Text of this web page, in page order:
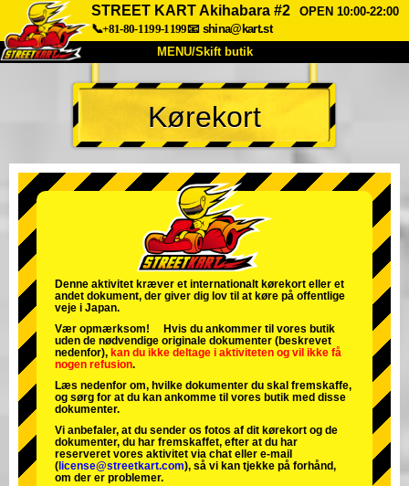
STREET KART Akihabara #2
OPEN 10:00-22:00
📞+81-80-1199-1199📧 shina@kart.st
MENU/Skift butik
TOP
Om Specifikationer Pris
Virksomhed Booking
Skift butik
Tokyo Shinagawa
Tokyo Akihabara#2
Tokyo Shibuya Annex Tokyo Bay
Tokyo Asakusa Osaka
Okinawa
Kørekort
Denne aktivitet kræver et internationalt kørekort eller et
andet dokument, der giver dig lov til at køre på offentlige
veje i Japan.
Vær opmærksom! Hvis du ankommer til vores butik
uden de nødvendige originale dokumenter (beskrevet
nedenfor), kan du ikke deltage i aktiviteten og vil ikke få
nogen refusion.
Læs nedenfor om, hvilke dokumenter du skal fremskaffe,
og sørg for at du kan ankomme til vores butik med disse
dokumenter.
Vi anbefaler, at du sender os fotos af dit kørekort og de
dokumenter, du har fremskaffet, efter at du har
reserveret vores aktivitet via chat eller e-mail
( license@streetkart.com), så vi kan tjekke på forhånd,
om der er problemer.